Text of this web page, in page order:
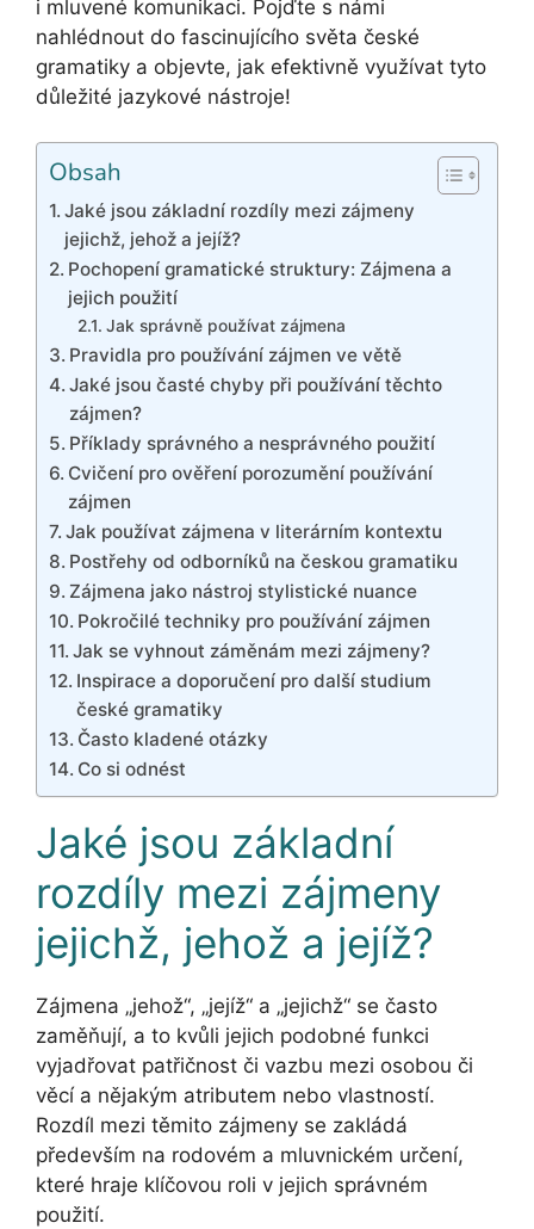
i mluvené komunikaci. Pojďte s námi
nahlédnout do fascinujícího světa české
gramatiky a objevte, jak efektivně využívat tyto
důležité jazykové nástroje!
Obsah
Jaké jsou základní rozdíly mezi zájmeny
jejichž, jehož a jejíž?
Pochopení gramatické struktury: Zájmena a
jejich použití
Jak správně používat zájmena
Pravidla pro používání zájmen ve větě
Jaké jsou časté chyby při používání těchto
zájmen?
Příklady správného a nesprávného použití
Cvičení pro ověření porozumění používání
zájmen
Jak používat zájmena v literárním kontextu
Postřehy od odborníků na českou gramatiku
Zájmena jako nástroj stylistické nuance
Pokročilé techniky pro používání zájmen
Jak se vyhnout záměnám mezi zájmeny?
Inspirace a doporučení pro další studium
české gramatiky
Často kladené otázky
Co si odnést
Jaké jsou základní
rozdíly mezi zájmeny
jejichž, jehož a jejíž?
Zájmena „jehož“, „jejíž“ a „jejichž“ se často
zaměňují, a to kvůli jejich podobné funkci
vyjadřovat patřičnost či vazbu mezi osobou či
věcí a nějakým atributem nebo vlastností.
Rozdíl mezi těmito zájmeny se zakládá
především na rodovém a mluvnickém určení,
které hraje klíčovou roli v jejich správném
použití.